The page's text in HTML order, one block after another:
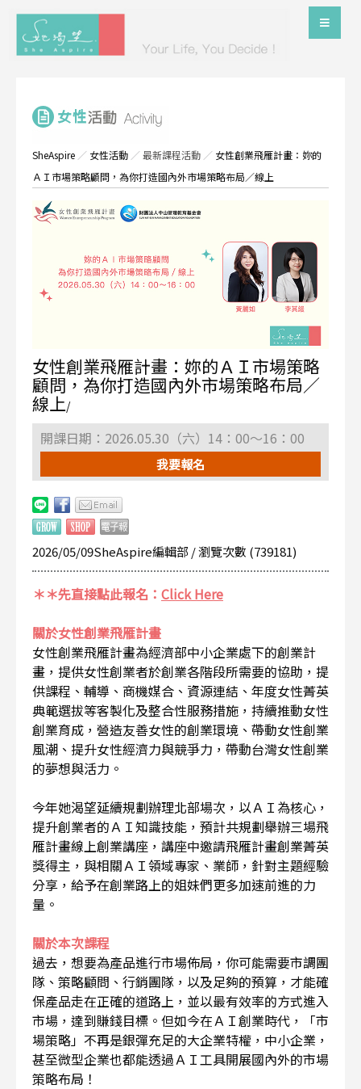
SheAspire ／ 女性活動 ／最新課程活動 ／ 女性創業飛雁計畫：妳的
ＡＩ市場策略顧問，為你打造國內外市場策略布局／線上
女性創業飛雁計畫：妳的ＡＩ市場策略
顧問，為你打造國內外市場策略布局／
線上/
開課日期：2026.05.30（六）14：00～16：00
我要報名
2026/05/09SheAspire編輯部 / 瀏覽次數 (739181)
＊＊先直接點此報名： Click Here
關於女性創業飛雁計畫
女性創業飛雁計畫為經濟部中小企業處下的創業計
畫，提供女性創業者於創業各階段所需要的協助，提
供課程、輔導、商機媒合、資源連結、年度女性菁英
典範選拔等客製化及整合性服務措施，持續推動女性
創業育成，營造友善女性的創業環境、帶動女性創業
風潮、提升女性經濟力與競爭力，帶動台灣女性創業
的夢想與活力。
今年她渴望延續規劃辦理北部場次，以ＡＩ為核心，
提升創業者的ＡＩ知識技能，預計共規劃舉辦三場飛
雁計畫線上創業講座，講座中邀請飛雁計畫創業菁英
獎得主，與相關ＡＩ領域專家、業師，針對主題經驗
分享，給予在創業路上的姐妹們更多加速前進的力
量。
關於本次課程
過去，想要為產品進行市場佈局，你可能需要市調團
隊、策略顧問、行銷團隊，以及足夠的預算，才能確
保產品走在正確的道路上，並以最有效率的方式進入
市場，達到賺錢目標。但如今在ＡＩ創業時代，「市
場策略」不再是銀彈充足的大企業特權，中小企業，
甚至微型企業也都能透過ＡＩ工具開展國內外的市場
策略布局！